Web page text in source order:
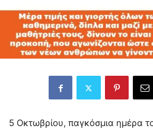
5 Οκτωβρίου, παγκόσμια ημέρα